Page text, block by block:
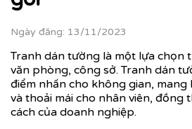
Ngày đăng: 13/11/2023
Tranh dán tường là một lựa chọn
văn phòng, công sở. Tranh dán
điểm nhấn cho không gian, mang
và thoải mái cho nhân viên, đồng
cách của doanh nghiệp.